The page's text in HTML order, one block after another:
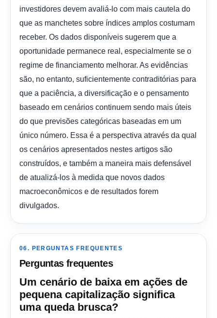
investidores devem avaliá-lo com mais cautela do
que as manchetes sobre índices amplos costumam
receber. Os dados disponíveis sugerem que a
oportunidade permanece real, especialmente se o
regime de financiamento melhorar. As evidências
são, no entanto, suficientemente contraditórias para
que a paciência, a diversificação e o pensamento
baseado em cenários continuem sendo mais úteis
do que previsões categóricas baseadas em um
único número. Essa é a perspectiva através da qual
os cenários apresentados nestes artigos são
construídos, e também a maneira mais defensável
de atualizá-los à medida que novos dados
macroeconômicos e de resultados forem
divulgados.
06. PERGUNTAS FREQUENTES
Perguntas frequentes
Um cenário de baixa em ações de
pequena capitalização significa
uma queda brusca?